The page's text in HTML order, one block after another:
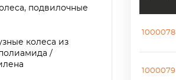
подвилочные
колеса из
/
1000078
1000079